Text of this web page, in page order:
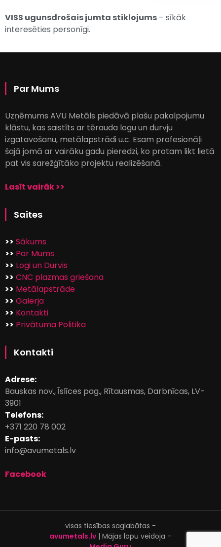
VISS ugunsdrošais jumta stiklojums – sīkāk
interesēties personīgi.
Par Mums
Uzņēmums AVU Metāls piedāvā plašu pakalpojumu
klāstu, kas saistīts ar tērauda logu un durvju
izgatavošanu, metālapstrādi u.c. Esam profesionāļi
šajā jomā ar vairāku gadu pieredzi, ko protam likt lietā
pat vis sarežģītāko projektu realizēšanā.
Lasīt vairāk >>
Saites
>> Sākums
>> Par Mums
>> Logi un Durvis
>> CNC plazmas griešana
>> Metālapstrāde
>> Galerja
>> Kontakti
>> Privātuma Politika
Kontakti
Adrese:
Bauskas nov., Īslīces pag., Rītausmas, Darbnīcas, LV-
3901
Telefons:
+371 220 78 002
E-pasts:
info@avumetals.lv
Facebook
visas tiesības saglabātas -
avumetals.lv | Mājas lapu veidoja -